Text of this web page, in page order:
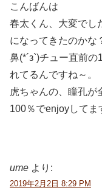
こんばんは
春太くん、大変でし
になってきたのかな
鼻(*´з`)チュー直前
れてるんですね～。
虎ちゃんの、瞳孔
100％でenjoyしてま
ume より:
2019年2月2日 8:29 PM